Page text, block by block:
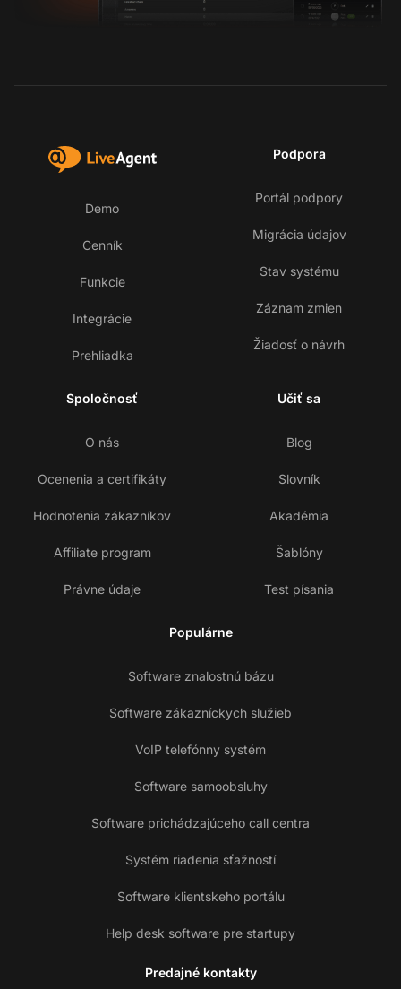
Demo
Cenník
Funkcie
Integrácie
Prehliadka
Podpora
Portál podpory
Migrácia údajov
Stav systému
Záznam zmien
Žiadosť o návrh
Spoločnosť
O nás
Ocenenia a certifikáty
Hodnotenia zákazníkov
Affiliate program
Právne údaje
Učiť sa
Blog
Slovník
Akadémia
Šablóny
Test písania
Populárne
Software znalostnú bázu
Software zákazníckych služieb
VoIP telefónny systém
Software samoobsluhy
Software prichádzajúceho call centra
Systém riadenia sťažností
Software klientskeho portálu
Help desk software pre startupy
Predajné kontakty